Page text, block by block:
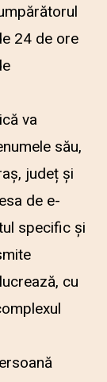
24 de ore
va
său,
județ și
de e-
specific și
cu